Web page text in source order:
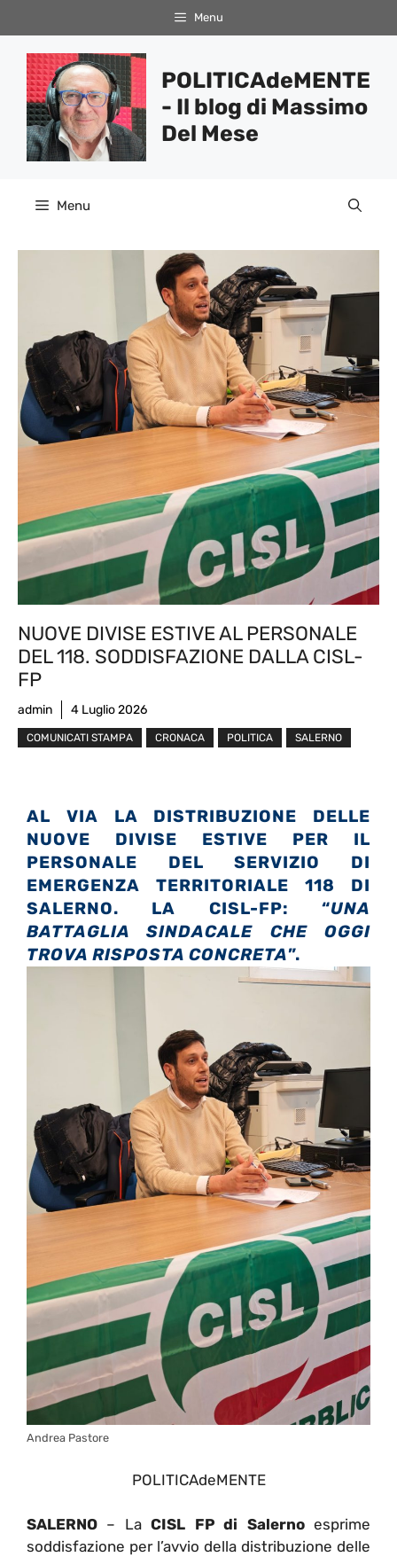
al
contenuto
Menu
POLITICAdeMENTE
- Il blog di Massimo
Del Mese
Menu
NUOVE DIVISE ESTIVE AL PERSONALE
DEL 118. SODDISFAZIONE DALLA CISL-
FP
admin 4 Luglio 2026
COMUNICATI STAMPA CRONACA POLITICA SALERNO
AL VIA LA DISTRIBUZIONE DELLE
NUOVE DIVISE ESTIVE PER IL
PERSONALE DEL SERVIZIO DI
EMERGENZA TERRITORIALE 118 DI
SALERNO. LA CISL-FP: “UNA
BATTAGLIA SINDACALE CHE OGGI
TROVA RISPOSTA CONCRETA”.
Andrea Pastore
POLITICAdeMENTE
SALERNO – LaCISL FP di Salernoesprime
soddisfazione per l’avvio della distribuzione delle